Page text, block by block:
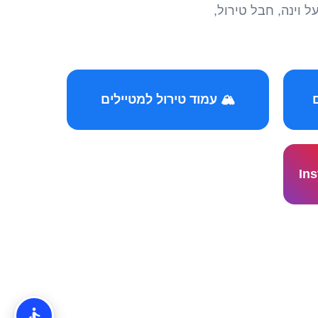
וינה, חבל טירול,
🏔️ עמוד טירול למטיילים